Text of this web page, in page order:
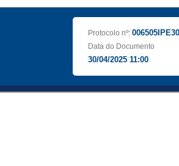
Protocolo nº:
Data do Documento
30/04/2025 11:00